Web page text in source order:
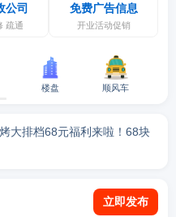
公司
疏通
免费广告信息
开业活动促销
楼盘 顺风车
吃的了！刘婉婉生炸妙龄鸡，
大排档68元福利来啦！68块
立即发布